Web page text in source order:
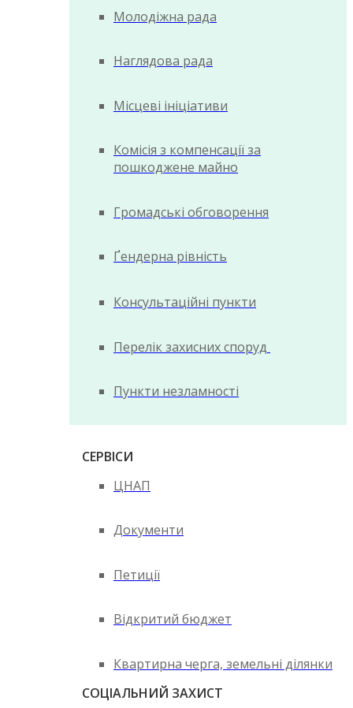
Молодіжна рада
Наглядова рада
Місцеві ініціативи
Комісія з компенсації за
пошкоджене майно
Громадські обговорення
Ґендерна рівність
Консультаційні пункти
Перелік захисних споруд
Пункти незламності
СЕРВІСИ
ЦНАП
Документи
Петиції
Відкритий бюджет
Квартирна черга, земельні ділянки
СОЦІАЛЬНИЙ ЗАХИСТ